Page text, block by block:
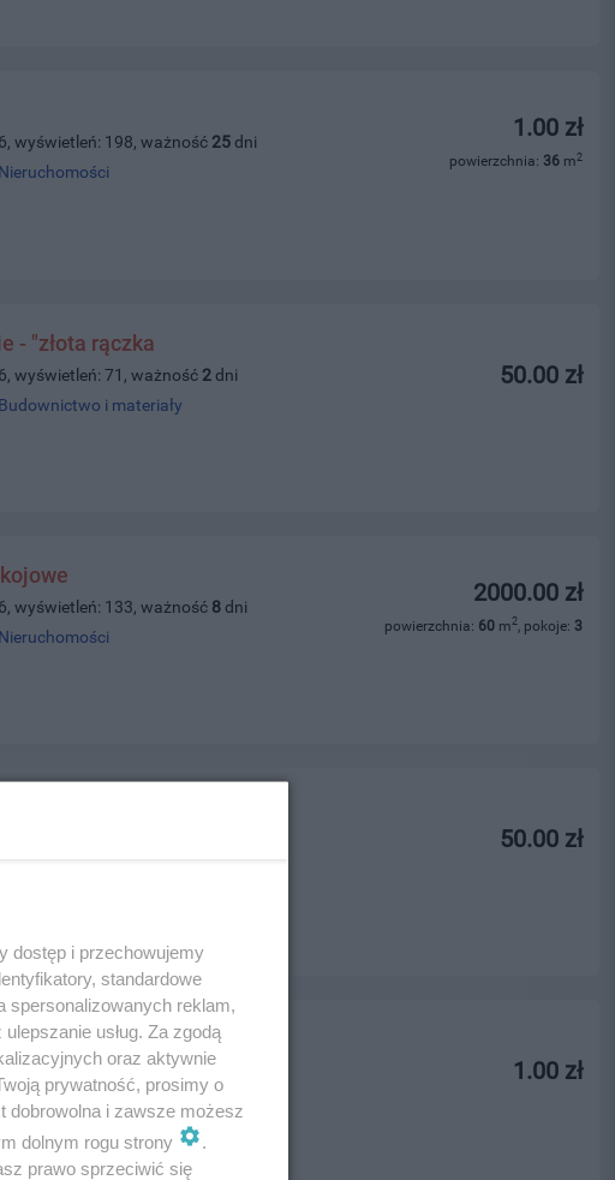
1.00 zł
powierzchnia: 36 m2
wyświetleń: 198, ważność 25 dni
Nieruchomości
- "złota rączka
50.00 zł
wyświetleń: 71, ważność 2 dni
Budownictwo i materiały
2000.00 zł
powierzchnia: 60 m2, pokoje: 3
wyświetleń: 133, ważność 8 dni
Nieruchomości
50.00 zł
1.00 zł
wyświetleń: 310, ważność5
Praca
dostęp i przechowujemy
standardowe
spersonalizowanych reklam,
usług. Za zgodą
oraz aktywnie
prywatność, prosimy o
dobrowolna i zawsze możesz
dolnym rogu strony
.
prawo sprzeciwić się